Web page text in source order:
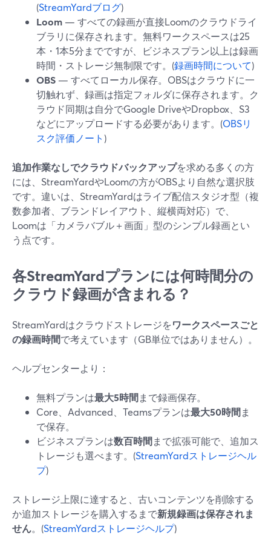
(StreamYardブログ)
Loom — すべての録画が直接Loomのクラウドライ
ブラリに保存されます。無料ワークスペースは25
本・1本5分までですが、ビジネスプラン以上は録画
時間・ストレージ無制限です。(録画時間について)
OBS — すべてローカル保存。OBSはクラウドに一
切触れず、録画は指定フォルダに保存されます。ク
ラウド同期は自分でGoogle DriveやDropbox、S3
などにアップロードする必要があります。(OBSリ
スク評価ノート )
追加作業なしでクラウドバックアップを求める多くの方
には、StreamYardやLoomの方がOBSより自然な選択肢
です。違いは、StreamYardはライブ配信スタジオ型（複
数参加者、ブランドレイアウト、縦横両対応）で、
Loomは「カメラバブル＋画面」型のシンプル録画とい
う点です。
各StreamYardプランには何時間分の
クラウド録画が含まれる？
StreamYardはクラウドストレージをワークスペースごと
の録画時間で考えています（GB単位ではありません）。
ヘルプセンターより：
無料プランは最大5時間まで録画保存。
Core、Advanced、Teamsプランは最大50時間ま
で保存。
ビジネスプランは数百時間まで拡張可能で、追加ス
トレージも選べます。(StreamYardストレージヘル
プ)
ストレージ上限に達すると、古いコンテンツを削除する
か追加ストレージを購入するまで新規録画は保存されま
せん。(StreamYardストレージヘルプ)